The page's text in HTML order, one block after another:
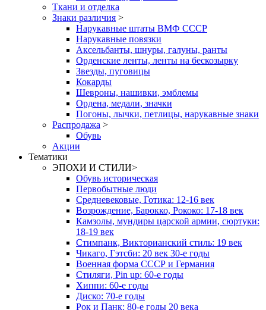
Ткани и отделка
Знаки различия >
Нарукавные штаты ВМФ СССР
Нарукавные повязки
Аксельбанты, шнуры, галуны, ранты
Орденские ленты, ленты на бескозырку
Звезды, пуговицы
Кокарды
Шевроны, нашивки, эмблемы
Ордена, медали, значки
Погоны, лычки, петлицы, нарукавные знаки
Распродажа >
Обувь
Акции
Тематики
ЭПОХИ И СТИЛИ>
Обувь историческая
Первобытные люди
Средневековые, Готика: 12-16 век
Возрождение, Барокко, Рококо: 17-18 век
Камзолы, мундиры царской армии, сюртуки:
18-19 век
Стимпанк, Викторианский стиль: 19 век
Чикаго, Гэтсби: 20 век 30-е годы
Военная форма СССР и Германия
Стиляги, Pin up: 60-е годы
Хиппи: 60-е годы
Диско: 70-е годы
Рок и Панк: 80-е годы 20 века